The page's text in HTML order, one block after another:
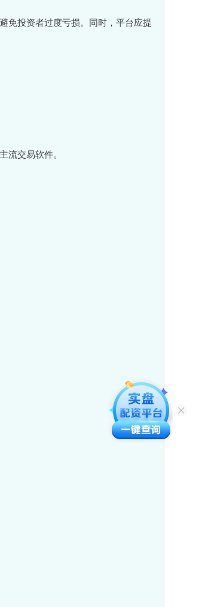
免投资者过度亏损。同时，平台应提
交易软件。